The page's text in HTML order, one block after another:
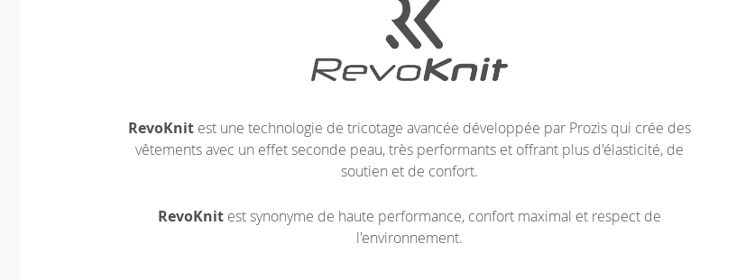
RevoKnitest une technologie de tricotage avancée développée par Prozis qui crée des
vêtements avec un effet seconde peau, très performants et offrant plus d'élasticité, de
soutien et de confort.
RevoKnitest synonyme de haute performance, confort maximal et respect de
l'environnement.